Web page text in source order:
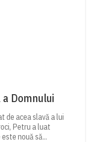
Domnului
de acea slavă a lui
Petru a luat
nouă să...